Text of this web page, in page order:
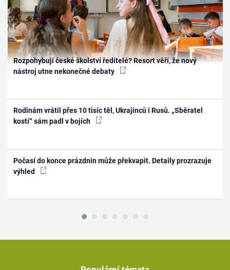
Rozpohybují české školství ředitelé? Resort věří, že nový
nástroj utne nekonečné debaty
Rodinám vrátil přes 10 tisíc těl, Ukrajinců i Rusů. „Sběratel
kostí“ sám padl v bojích
Počasí do konce prázdnin může překvapit. Detaily prozrazuje
výhled